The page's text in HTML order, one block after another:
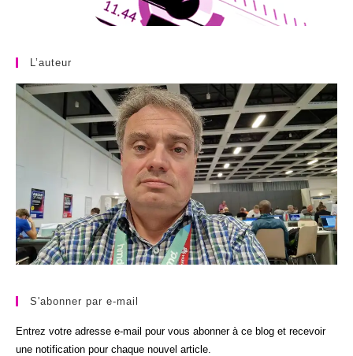
L’auteur
S'abonner par e-mail
Entrez votre adresse e-mail pour vous abonner à ce blog et recevoir
une notification pour chaque nouvel article.